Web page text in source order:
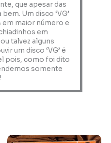
que apesar das
Um disco ‘VG’
em maior número e
em
talvez alguns
um disco ‘VG’ é
pois, como foi dito
somente